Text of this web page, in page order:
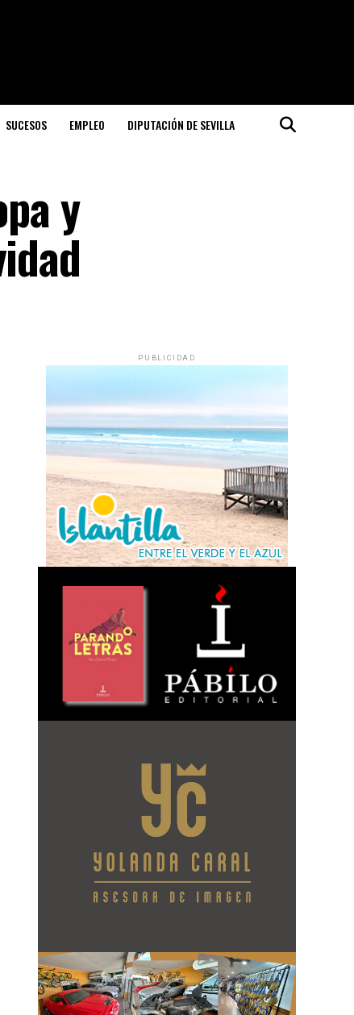
SUCESOS EMPLEO DIPUTACIÓN DE SEVILLA
y
PUBLICIDAD